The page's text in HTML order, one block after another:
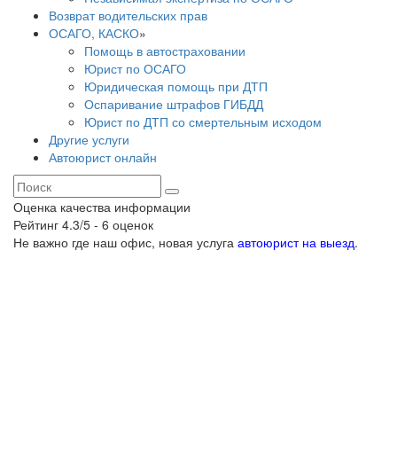
Возврат водительских прав
ОСАГО, КАСКО»
Помощь в автостраховании
Юрист по ОСАГО
Юридическая помощь при ДТП
Оспаривание штрафов ГИБДД
Юрист по ДТП со смертельным исходом
Другие услуги
Автоюрист онлайн
Оценка качества информации
Рейтинг 4.3/5 - 6 оценок
Не важно где наш офис, новая услуга автоюрист на выезд.